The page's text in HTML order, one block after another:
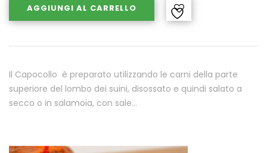
AGGIUNGI AL CARRELLO
Il Capocollo è preparato utilizzando le carni della parte
superiore del lombo dei suini, disossato e quindi salato a
secco o in salamoia, con sale…